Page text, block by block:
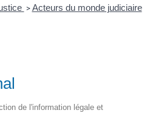
> Acteurs du monde judiciaire
de l'information légale et